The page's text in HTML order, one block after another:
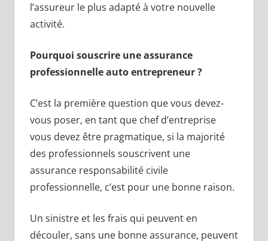
l’assureur le plus adapté à votre nouvelle
activité.
Pourquoi souscrire une assurance
professionnelle auto entrepreneur ?
C’est la première question que vous devez-
vous poser, en tant que chef d’entreprise
vous devez être pragmatique, si la majorité
des professionnels souscrivent une
assurance responsabilité civile
professionnelle, c’est pour une bonne raison.
Un sinistre et les frais qui peuvent en
découler, sans une bonne assurance, peuvent